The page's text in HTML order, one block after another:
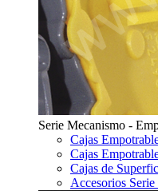
Serie Mecanismo -
Cajas
Cajas
Cajas de
Accesorios